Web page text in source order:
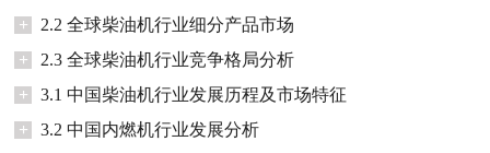
+
2.2 全球柴油机行业细分产品市场
+
2.3 全球柴油机行业竞争格局分析
+
3.1 中国柴油机行业发展历程及市场特征
+
3.2 中国内燃机行业发展分析